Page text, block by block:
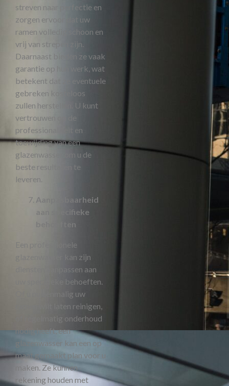
streven naar perfectie en
zorgen ervoor dat uw
ramen volledig schoon en
vrij van strepen zijn.
Daarnaast bieden ze vaak
garantie op hun werk, wat
betekent dat ze eventuele
gebreken kosteloos
zullen herstellen. U kunt
vertrouwen op de
professionaliteit en
toewijding van een
glazenwasser om u de
beste resultaten te
leveren.
Aanpasbaarheid
aan specifieke
behoeften
Een professionele
glazenwasser kan zijn
diensten aanpassen aan
uw specifieke behoeften.
Of u nu eenmalig uw
ramen wilt laten reinigen,
of regelmatig onderhoud
nodig heeft, een
glazenwasser kan een op
maat gemaakt plan voor u
maken. Ze kunnen
rekening houden met